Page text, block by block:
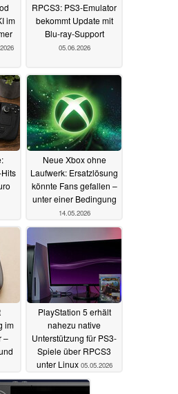
im
RPCS3: PS3-Emulator
bekommt Update mit
Blu-ray-Support
05.06.2026
Neue Xbox ohne
Laufwerk: Ersatzlösung
könnte Fans gefallen –
unter einer Bedingung
14.05.2026
im
–
PlayStation 5 erhält
nahezu native
Unterstützung für PS3-
Spiele über RPCS3
unter Linux 05.05.2026